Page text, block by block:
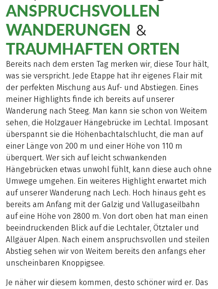
ANSPRUCHSVOLLEN
WANDERUNGEN &
TRAUMHAFTEN ORTEN
Bereits nach dem ersten Tag merken wir, diese Tour hält,
was sie verspricht. Jede Etappe hat ihr eigenes Flair mit
der perfekten Mischung aus Auf- und Abstiegen. Eines
meiner Highlights finde ich bereits auf unserer
Wanderung nach Steeg. Man kann sie schon von Weitem
sehen, die Holzgauer Hängebrücke im Lechtal. Imposant
überspannt sie die Höhenbachtalschlucht, die man auf
einer Länge von 200 m und einer Höhe von 110 m
überquert. Wer sich auf leicht schwankenden
Hängebrücken etwas unwohl fühlt, kann diese auch ohne
Umwege umgehen. Ein weiteres Highlight erwartet mich
auf unserer Wanderung nach Lech. Hoch hinaus geht es
bereits am Anfang mit der Galzig und Vallugaseilbahn
auf eine Höhe von 2800 m. Von dort oben hat man einen
beeindruckenden Blick auf die Lechtaler, Ötztaler und
Allgäuer Alpen. Nach einem anspruchsvollen und steilen
Abstieg sehen wir von Weitem bereits den anfangs eher
unscheinbaren Knoppigsee.
Je näher wir diesem kommen, desto schöner wird er. Das